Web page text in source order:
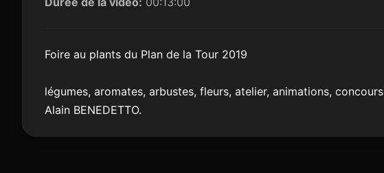
Foire au plants du Plan de la Tour 2019
légumes, aromates, arbustes, fleurs, atelier, animations,
Alain BENEDETTO.